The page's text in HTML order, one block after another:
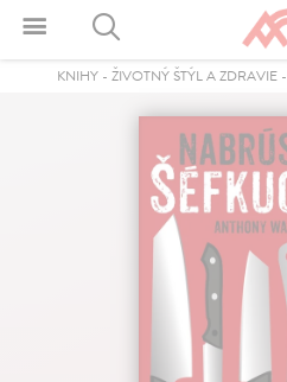
KNIHY- ŽIVOTNÝ ŠTÝL A ZDRAVIE-